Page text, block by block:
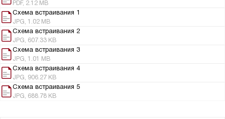
PDF, 2.12 MB
Схема встраивания 1
JPG, 1.02 MB
Схема встраивания 2
JPG, 607.33 KB
Схема встраивания 3
JPG, 1.01 MB
Схема встраивания 4
JPG, 906.27 KB
Схема встраивания 5
JPG, 688.78 KB